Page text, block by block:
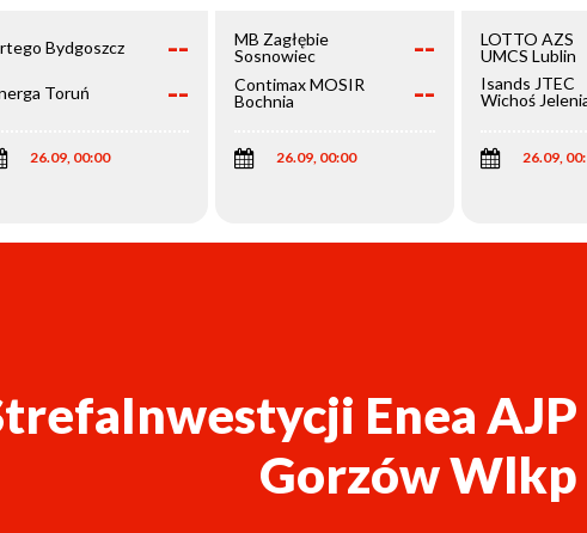
Bydgoszcz --
Toruń --
26.09, 00:00
MB Zagłębie
Sosnowiec
--
Contimax MOSIR
Bochnia
--
26.09, 00:00
LOTTO AZS
UMCS Lublin
Isands JTEC
Wichoś
26.09,
Enea AJP
Gorzów Wlkp